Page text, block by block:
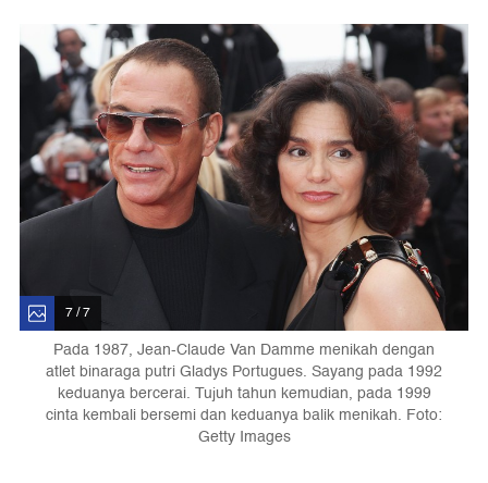
7 / 7
Pada 1987, Jean-Claude Van Damme menikah dengan
atlet binaraga putri Gladys Portugues. Sayang pada 1992
keduanya bercerai. Tujuh tahun kemudian, pada 1999
cinta kembali bersemi dan keduanya balik menikah. Foto:
Getty Images